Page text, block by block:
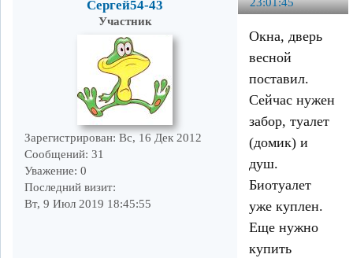
Сергей54-43
Участник
Зарегистрирован: Вс, 16 Дек 2012
Сообщений: 31
Уважение: 0
Последний визит:
Вт, 9 Июл 2019 18:45:55
Окна, дверь
весной
поставил.
Сейчас нужен
забор, туалет
(домик) и
душ.
Биотуалет
уже куплен.
Еще нужно
купить